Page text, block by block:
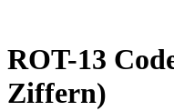
ROT-13
Ziffern)